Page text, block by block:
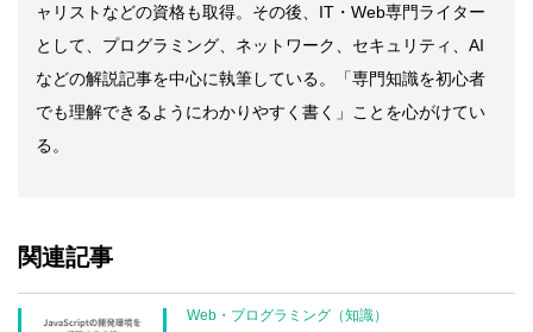
ャリストなどの資格も取得。その後、IT・Web専門ライター
として、プログラミング、ネットワーク、セキュリティ、AI
などの解説記事を中心に執筆している。「専門知識を初心者
でも理解できるようにわかりやすく書く」ことを心がけてい
る。
関連記事
Web・プログラミング（知識）